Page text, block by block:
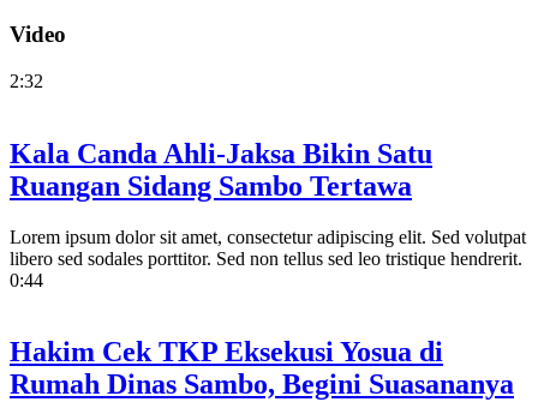
Video
2:32
Kala Canda Ahli-Jaksa Bikin Satu
Ruangan Sidang Sambo Tertawa
Lorem ipsum dolor sit amet, consectetur adipiscing elit. Sed volutpat
libero sed sodales porttitor. Sed non tellus sed leo tristique hendrerit.
0:44
Hakim Cek TKP Eksekusi Yosua di
Rumah Dinas Sambo, Begini Suasananya